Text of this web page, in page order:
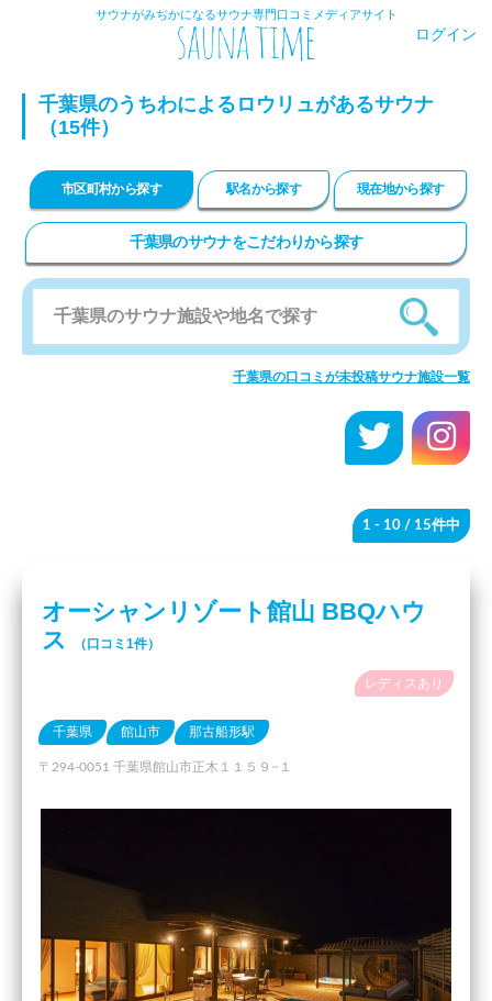
サウナがみぢかになるサウナ専門口コミメディアサイト
ログイン
千葉県のうちわによるロウリュがあるサウナ
（15件）
市区町村から探す 駅名から探す 現在地から探す
千葉県のサウナをこだわりから探す
千葉県の口コミが未投稿サウナ施設一覧
1 - 10 / 15件中
オーシャンリゾート館山 BBQハウ
ス
（口コミ1件）
レディスあり
千葉県 館山市 那古船形駅
〒294-0051 千葉県館山市正木１１５９−１